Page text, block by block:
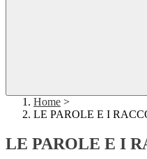
Home >
LE PAROLE E I
LE PAROLE E I